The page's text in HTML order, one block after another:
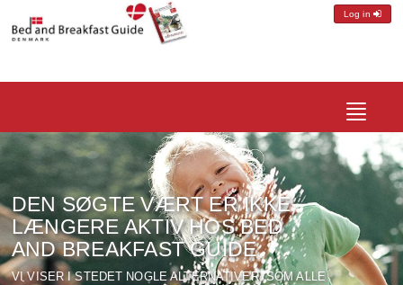
Log in
Toggle
DEN SØGTE VÆRT ER IKKE
LÆNGERE AKTIV HOS BED
AND BREAKFAST GUIDE
VI VISER I STEDET NOGLE ALTERNATIVER, SOM ALLE